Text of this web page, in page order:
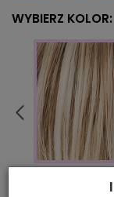
WYBIERZ KOLOR:
champagne rooted